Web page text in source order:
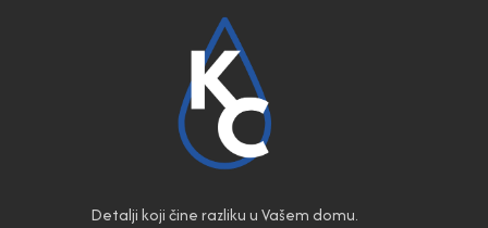
Detalji koji čine razliku u Vašem domu.